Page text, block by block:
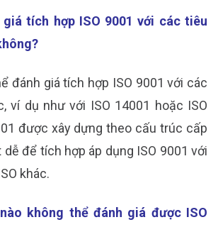
giá tích hợp ISO 9001 với các tiêu
đánh giá tích hợp ISO 9001 với các
ví dụ như với ISO 14001 hoặc ISO
được xây dựng theo cấu trúc cấp
dễ để tích hợp áp dụng ISO 9001 với
khác.
không thể đánh giá được ISO